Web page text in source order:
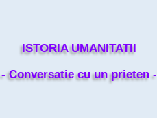
ISTORIA UMANITATII
- Conversatie cu un prieten -